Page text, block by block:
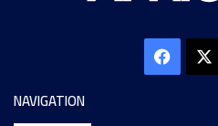
NAVIGATION